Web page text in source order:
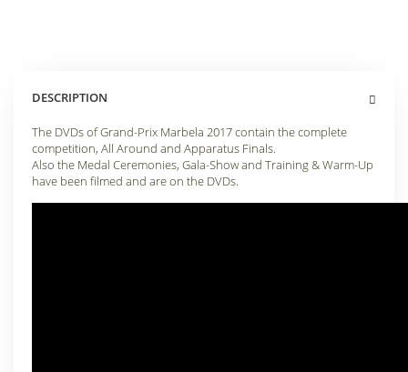
DESCRIPTION
The DVDs of Grand-Prix Marbela 2017 contain the complete
competition, All Around and Apparatus Finals.
Also the Medal Ceremonies, Gala-Show and Training & Warm-Up
have been filmed and are on the DVDs.